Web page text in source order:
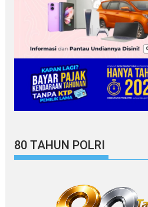
80 TAHUN POLRI